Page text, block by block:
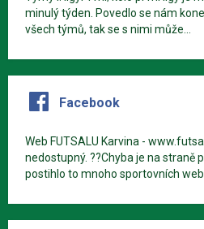
minulý týden. Povedlo se nám
všech týmů, tak se s nimi může...
Facebook
Web FUTSALU Karvina -
nedostupný. ??Chyba je na straně
postihlo to mnoho sportovních